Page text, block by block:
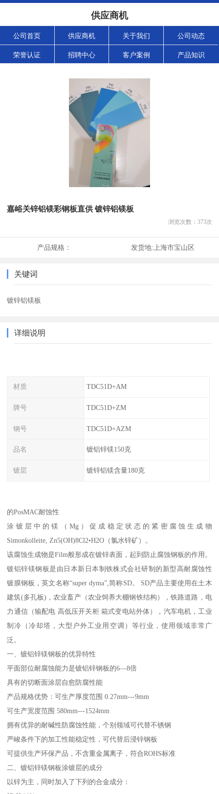
供应商机
公司首页 供应商机 关于我们 公司动态
荣誉认证 招聘中心 客户案例 产品知识
嘉峪关锌铝镁彩钢板直供 镀锌铝镁板
浏览次数： 373次
产品规格： 发货地: 上海市宝山区
关键词
镀锌铝镁板
详细说明
材质 TDC51D+AM
牌号 TDC51D+ZM
钢号 TDC51D+AZM
品名 镀铝锌镁150克
镀层 镀锌铝镁含量180克
的PosMAC耐蚀性
涂镀层中的镁（Mg）促成稳定状态的紧密腐蚀生成物
Simonkolleite, Zn5(OH)8Cl2•H2O（氯水锌矿）。
该腐蚀生成物是Film般形成在镀锌表面，起到防止腐蚀钢板的作用。
镀铝锌镁钢板是由日本新日本制铁株式会社研制的新型高耐腐蚀性
镀膜钢板，英文名称“super dyma”,简称SD。 SD产品主要使用在土木
建筑(多孔板)，农业畜产（农业饲养大棚钢铁结构），铁路道路，电
力通信（输配电 高低压开关柜 箱式变电站外体），汽车电机，工业
制冷（冷却塔，大型户外工业用空调）等行业，使用领域非常广
泛。
一、镀铝锌镁钢板的优异特性
平面部位耐腐蚀能力是镀铝锌钢板的6—8倍
具有的切断面涂层自愈防腐性能
产品规格优势：可生产厚度范围 0.27mm---9mm
可生产宽度范围 580mm---1524mm
拥有优异的耐碱性防腐蚀性能，个别领域可代替不锈钢
严峻条件下的加工性能稳定性，可代替后浸锌钢板
可提供生产环保产品，不含重金属离子，符合ROHS标准
二、镀铝锌镁钢板涂镀层的成分
以锌为主，同时加入了下列的合金成分：